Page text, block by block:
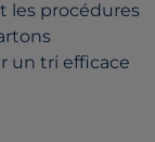
les procédures
un tri efficace